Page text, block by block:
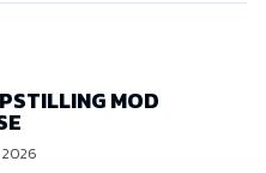
MOD
2026